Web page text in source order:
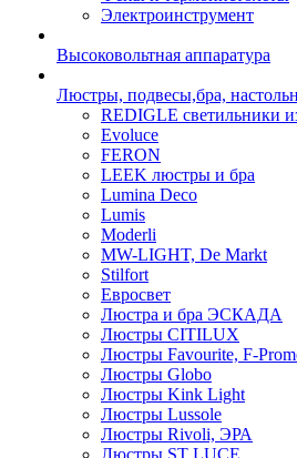
Электроинструмент
Высоковольтная аппаратура
Люстры, подвесы,бра,
REDIGLE светильники
Evoluce
FERON
LEEK люстры и бра
Lumina Deco
Lumis
Moderli
MW-LIGHT, De Markt
Stilfort
Евросвет
Люстра и бра ЭСКАДА
Люстры CITILUX
Люстры Favourite, F-
Люстры Globo
Люстры Kink Light
Люстры Lussole
Люстры Rivoli, ЭРА